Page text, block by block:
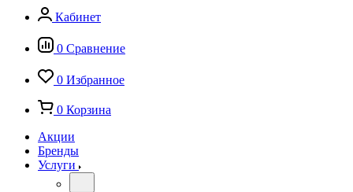
Кабинет
0 Сравнение
0 Избранное
0 Корзина
Акции
Бренды
Услуги